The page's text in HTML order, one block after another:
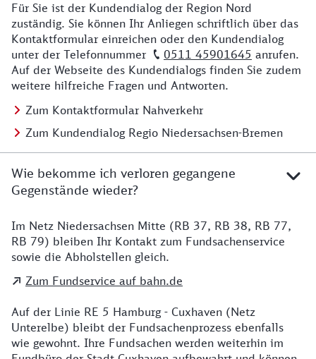
Details zu Kontakt
Für Sie ist der Kundendialog der Region Nord
zuständig. Sie können Ihr Anliegen schriftlich über das
Kontaktformular einreichen oder den Kundendialog
unter der Telefonnummer
0511 45901645 anrufen.
Auf der Webseite des Kundendialogs finden Sie zudem
weitere hilfreiche Fragen und Antworten.
Zum Kontaktformular Nahverkehr
Zum Kundendialog Regio Niedersachsen-Bremen
Wie bekomme ich verloren gegangene
Gegenstände wieder?
Details zu Kontakt
Im Netz Niedersachsen Mitte (RB 37, RB 38, RB 77,
RB 79) bleiben Ihr Kontakt zum Fundsachenservice
sowie die Abholstellen gleich.
Zum Fundservice auf bahn.de
Auf der Linie RE 5 Hamburg - Cuxhaven (Netz
Unterelbe) bleibt der Fundsachenprozess ebenfalls
wie gewohnt. Ihre Fundsachen werden weiterhin im